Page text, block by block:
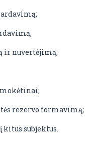
ir nuvertėjimą;
rezervo formavimą;
kitus subjektus.